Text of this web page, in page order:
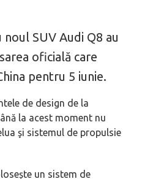
SUV Audi Q8 au
oficială care
pentru 5 iunie.
de design de la
la acest moment nu
şi sistemul de propulsie
un sistem de